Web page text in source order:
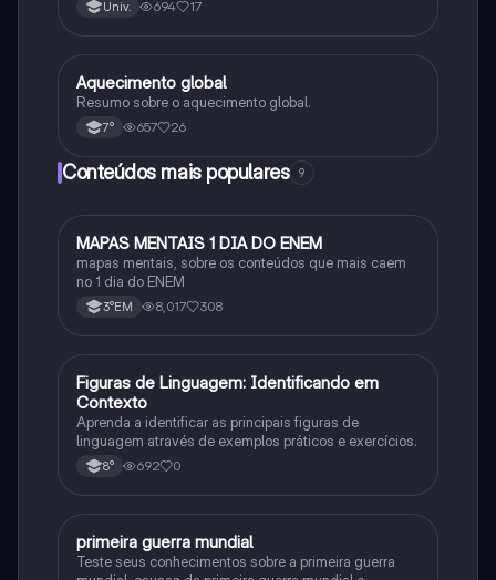
Univ. 694 17
Ciência
Aquecimento global
Resumo sobre o aquecimento global.
7° 657 26
Conteúdos mais populares 9
Português
MAPAS MENTAIS 1 DIA DO ENEM
mapas mentais, sobre os conteúdos que mais caem
no 1 dia do ENEM
3°EM 8,017 308
FPortuguês
Figuras de Linguagem: Identificando em
Contexto
Aprenda a identificar as principais figuras de
linguagem através de exemplos práticos e exercícios.
8° 692 0
História
primeira guerra mundial
Teste seus conhecimentos sobre a primeira guerra